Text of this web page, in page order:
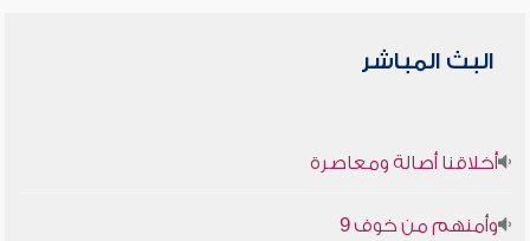
البث المباشر
أخلاقنا أصالة ومعاصرة
وأمنهم من خوف 9